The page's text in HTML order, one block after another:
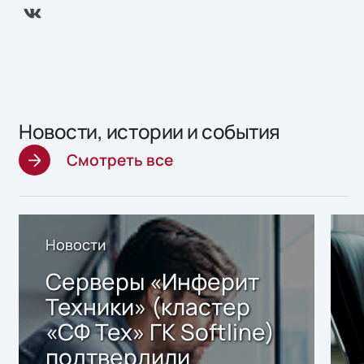
Новости, истории и события
Смотреть все
Новости
Серверы «Инферит
Техники» (кластер
«СФ Тех» ГК Softline)
подтвердили